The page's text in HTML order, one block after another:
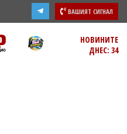
ВАШИЯТ СИГНАЛ
НОВИНИТЕ
ДНЕС: 34